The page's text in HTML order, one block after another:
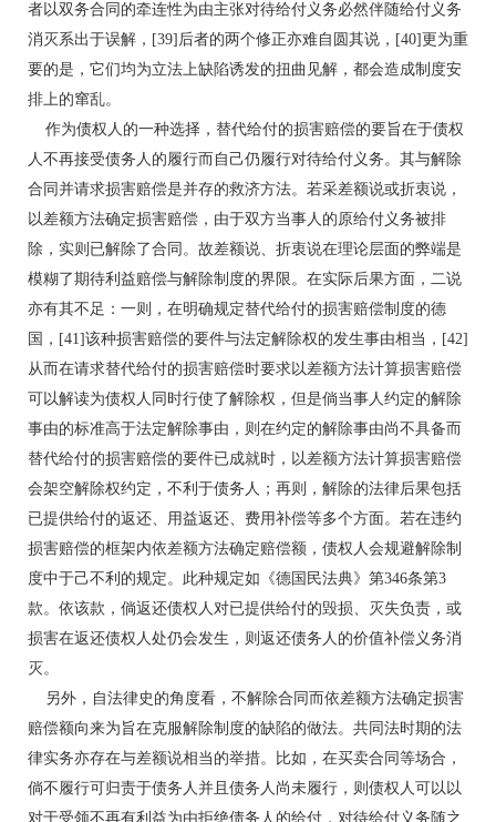
者以双务合同的牵连性为由主张对待给付义务必然伴随给付义务
消灭系出于误解，[39]后者的两个修正亦难自圆其说，[40]更为重
要的是，它们均为立法上缺陷诱发的扭曲见解，都会造成制度安
排上的窜乱。
作为债权人的一种选择，替代给付的损害赔偿的要旨在于债权
人不再接受债务人的履行而自己仍履行对待给付义务。其与解除
合同并请求损害赔偿是并存的救济方法。若采差额说或折衷说，
以差额方法确定损害赔偿，由于双方当事人的原给付义务被排
除，实则已解除了合同。故差额说、折衷说在理论层面的弊端是
模糊了期待利益赔偿与解除制度的界限。在实际后果方面，二说
亦有其不足：一则，在明确规定替代给付的损害赔偿制度的德
国，[41]该种损害赔偿的要件与法定解除权的发生事由相当，[42]
从而在请求替代给付的损害赔偿时要求以差额方法计算损害赔偿
可以解读为债权人同时行使了解除权，但是倘当事人约定的解除
事由的标准高于法定解除事由，则在约定的解除事由尚不具备而
替代给付的损害赔偿的要件已成就时，以差额方法计算损害赔偿
会架空解除权约定，不利于债务人；再则，解除的法律后果包括
已提供给付的返还、用益返还、费用补偿等多个方面。若在违约
损害赔偿的框架内依差额方法确定赔偿额，债权人会规避解除制
度中于己不利的规定。此种规定如《德国民法典》第346条第3
款。依该款，倘返还债权人对已提供给付的毁损、灭失负责，或
损害在返还债权人处仍会发生，则返还债务人的价值补偿义务消
灭。
另外，自法律史的角度看，不解除合同而依差额方法确定损害
赔偿额向来为旨在克服解除制度的缺陷的做法。共同法时期的法
律实务亦存在与差额说相当的举措。比如，在买卖合同等场合，
倘不履行可归责于债务人并且债务人尚未履行，则债权人可以以
对于受领不再有利益为由拒绝债务人的给付，对待给付义务随之